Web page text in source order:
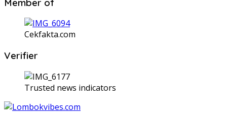
Cekfakta.com
Verifier
Trusted news indicators